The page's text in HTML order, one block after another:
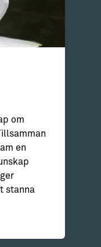
om
en
stanna